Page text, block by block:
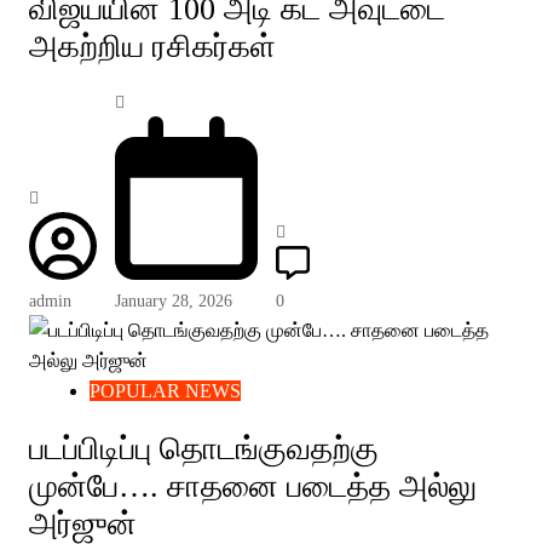
விஜய்யின் 100 அடி கட் அவுட்டை
அகற்றிய ரசிகர்கள்
admin January 28, 2026 0
POPULAR NEWS
படப்பிடிப்பு தொடங்குவதற்கு
முன்பே…. சாதனை படைத்த அல்லு
அர்ஜுன்